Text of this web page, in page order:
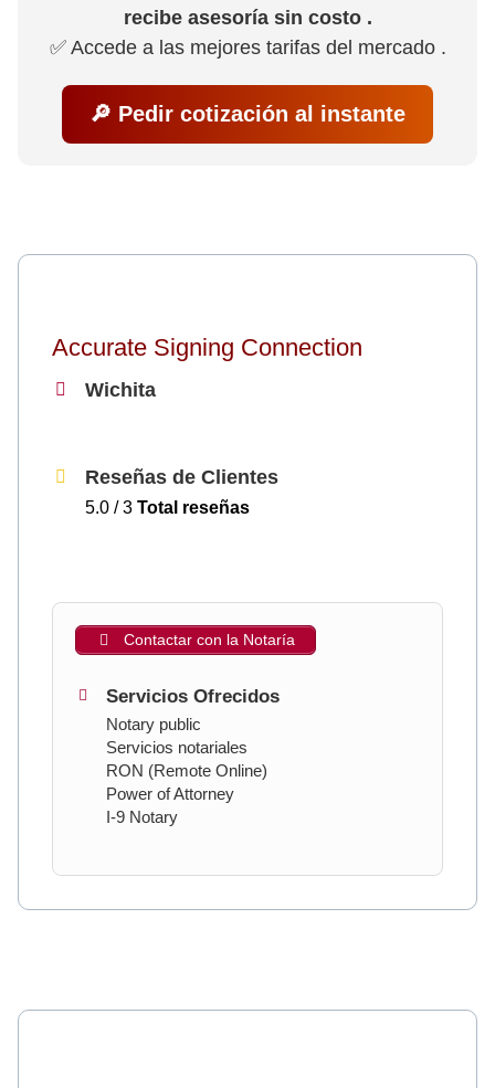
recibe asesoría sin costo .
✅ Accede a las mejores tarifas del mercado .
🔎 Pedir cotización al instante
Accurate Signing Connection
Wichita
Reseñas de Clientes
5.0 / 3 Total reseñas
Contactar con la Notaría
Servicios Ofrecidos
Notary public
Servicios notariales
RON (Remote Online)
Power of Attorney
I-9 Notary